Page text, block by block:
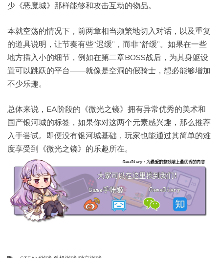
少《恶魔城》那样能够和攻击互动的物品。
本就空荡的情况下，前两章相当频繁地切入对话，以及重复
的道具说明，让节奏有些“迟缓”，而非“舒缓”。如果在一些
地方插入小的细节，例如在第二章BOSS战后，为其身躯设
置可以跳跃的平台——就像是空洞的假骑士，想必能够增加
不少乐趣。
总体来说，EA阶段的《微光之镜》拥有异常优秀的美术和
国产银河城的标签，如果你对这两个元素感兴趣，那么推荐
入手尝试。即便没有银河城基础，玩家也能通过其简单的难
度享受到《微光之镜》的乐趣所在。